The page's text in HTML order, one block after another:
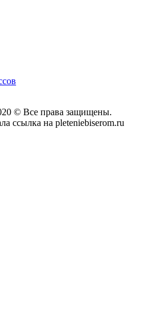
© Все права защищены.
ссылка на pleteniebiserom.ru